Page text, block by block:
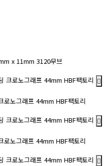
x 11mm 3120무브
로노그래프 44mm HBF팩토리
로노그래프 44mm HBF팩토리